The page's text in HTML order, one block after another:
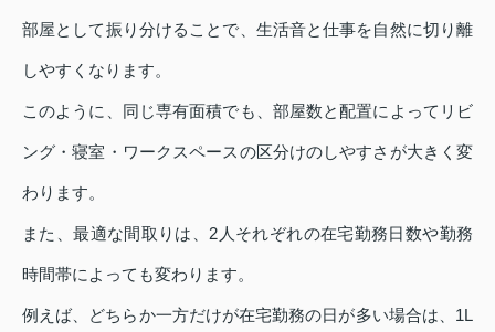
部屋として振り分けることで、生活音と仕事を自然に切り離
しやすくなります。
このように、同じ専有面積でも、部屋数と配置によってリビ
ング・寝室・ワークスペースの区分けのしやすさが大きく変
わります。
また、最適な間取りは、2人それぞれの在宅勤務日数や勤務
時間帯によっても変わります。
例えば、どちらか一方だけが在宅勤務の日が多い場合は、1L